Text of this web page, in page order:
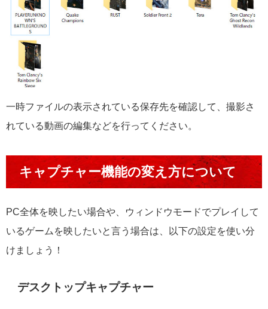
一時ファイルの表示されている保存先を確認して、撮影さ
れている動画の編集などを行ってください。
キャプチャー機能の変え方について
PC全体を映したい場合や、ウィンドウモードでプレイして
いるゲームを映したいと言う場合は、以下の設定を使い分
けましょう！
デスクトップキャプチャー